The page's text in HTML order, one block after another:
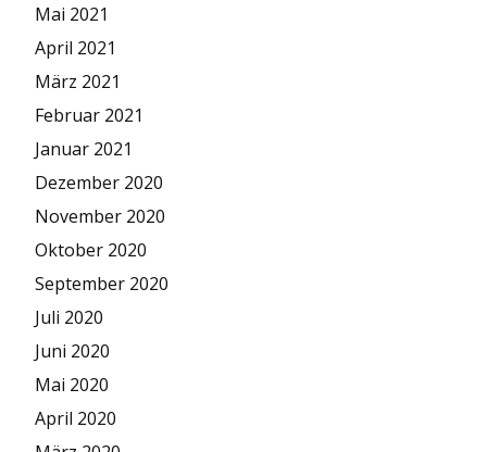
Mai 2021
April 2021
März 2021
Februar 2021
Januar 2021
Dezember 2020
November 2020
Oktober 2020
September 2020
Juli 2020
Juni 2020
Mai 2020
April 2020